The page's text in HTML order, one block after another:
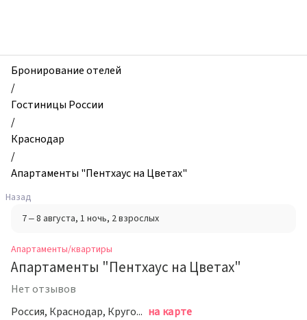
и
квартиры,
Апартаменты
"Пентхаус
на
Цветах",
Краснодар,
Россия
Бронирование отелей
/
Гостиницы России
/
Краснодар
/
Апартаменты "Пентхаус на Цветах"
Назад
7 – 8 августа, 1 ночь, 2 взрослых
Апартаменты/квартиры
Апартаменты "Пентхаус на Цветах"
Нет отзывов
Россия, Краснодар, Круговая улица, 4Вк5 на карте